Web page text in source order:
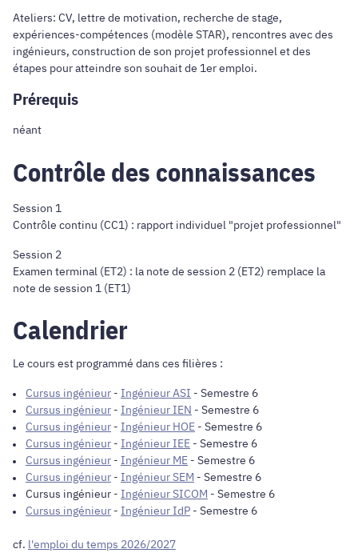
Ateliers: CV, lettre de motivation, recherche de stage,
expériences-compétences (modèle STAR), rencontres avec des
ingénieurs, construction de son projet professionnel et des
étapes pour atteindre son souhait de 1er emploi.
Prérequis
néant
Contrôle des connaissances
Session 1
Contrôle continu (CC1) : rapport individuel "projet professionnel"
Session 2
Examen terminal (ET2) : la note de session 2 (ET2) remplace la
note de session 1 (ET1)
Calendrier
Le cours est programmé dans ces filières :
Cursus ingénieur - Ingénieur ASI - Semestre 6
Cursus ingénieur - Ingénieur IEN - Semestre 6
Cursus ingénieur - Ingénieur HOE - Semestre 6
Cursus ingénieur - Ingénieur IEE - Semestre 6
Cursus ingénieur - Ingénieur ME - Semestre 6
Cursus ingénieur - Ingénieur SEM - Semestre 6
Cursus ingénieur - Ingénieur SICOM - Semestre 6
Cursus ingénieur - Ingénieur IdP - Semestre 6
cf. l'emploi du temps 2026/2027